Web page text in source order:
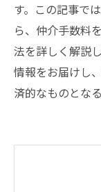
す。この記事で
ら、仲介手数料
法を詳しく解説
情報をお届けし
済的なものとな